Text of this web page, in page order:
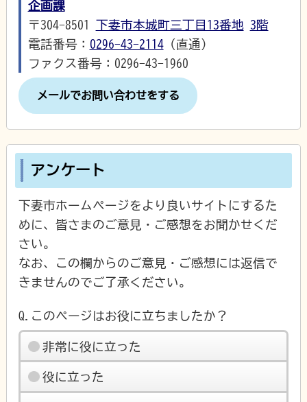
企画課
〒304-8501 下妻市本城町三丁目13番地 3階
電話番号： 0296-43-2114（直通）
ファクス番号：0296-43-1960
メールでお問い合わせをする
アンケート
下妻市ホームページをより良いサイトにするた
めに、皆さまのご意見・ご感想をお聞かせくだ
さい。
なお、この欄からのご意見・ご感想には返信で
きませんのでご了承ください。
Q.このページはお役に立ちましたか？
非常に役に立った
役に立った